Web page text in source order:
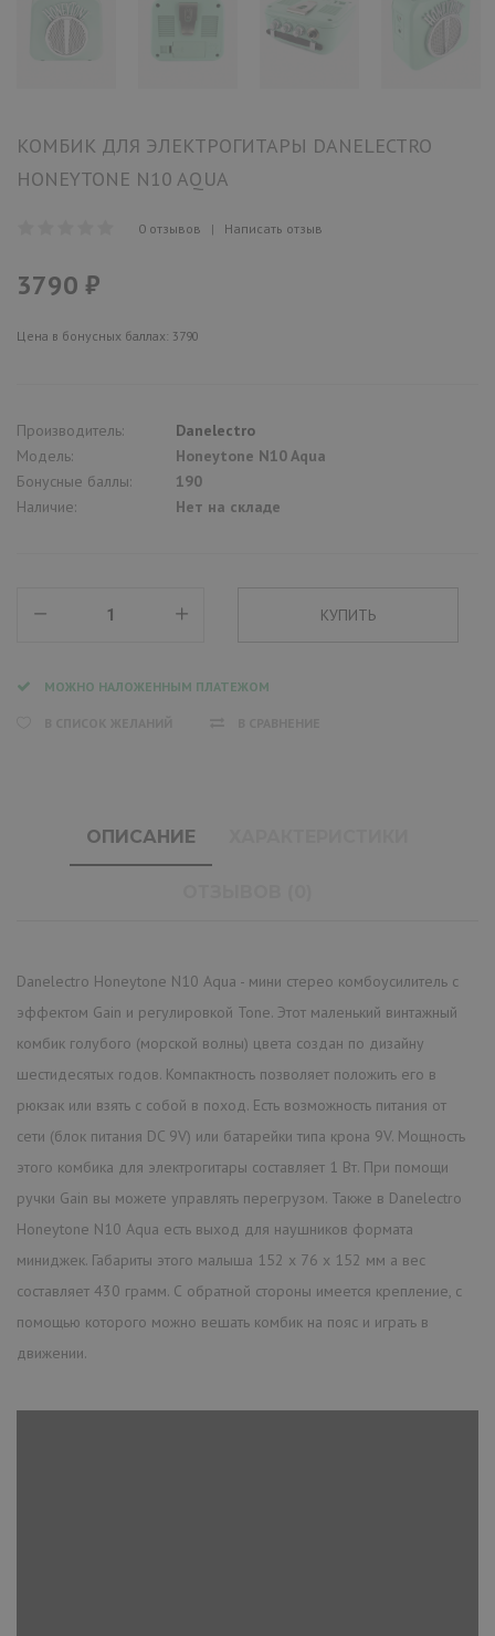
КОМБИК ДЛЯ ЭЛЕКТРОГИТАРЫ DANELECTRO
HONEYTONE N10 AQUA
0 отзывов | Написать отзыв
3790 ₽
Цена в бонусных баллах: 3790
Производитель:
Danelectro
Модель:
Honeytone N10 Aqua
Бонусные баллы:
190
Наличие:
Нет на складе
МОЖНО НАЛОЖЕННЫМ ПЛАТЕЖОМ
ОПИСАНИЕ
Danelectro Honeytone N10 Aqua - мини стерео комбоусилитель с
эффектом Gain и регулировкой Tone. Этот маленький винтажный
комбик голубого (морской волны) цвета создан по дизайну
шестидесятых годов. Компактность позволяет положить его в
рюкзак или взять с собой в поход. Есть возможность питания от
сети (блок питания DC 9V) или батарейки типа крона 9V. Мощность
этого комбика для электрогитары составляет 1 Вт. При помощи
ручки Gain вы можете управлять перегрузом. Также в Danelectro
Honeytone N10 Aqua есть выход для наушников формата
миниджек. Габариты этого малыша 152 x 76 x 152 мм а вес
составляет 430 грамм. С обратной стороны имеется крепление, с
помощью которого можно вешать комбик на пояс и играть в
движении.